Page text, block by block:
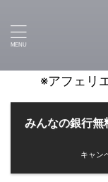
※アフェリ
みんなの銀行
キャン